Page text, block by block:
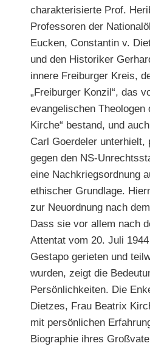
charakterisierte Prof.
Professoren der
Eucken, Constantin v.
und den Historiker
innere Freiburger Kreis,
„Freiburger Konzil“, das
evangelischen Theologen
Kirche“ bestand, und
Carl Goerdeler unterhielt,
gegen den NS-
eine Nachkriegsordnung
ethischer Grundlage.
zur Neuordnung nach
Dass sie vor allem nach
Attentat vom 20. Juli
Gestapo gerieten und
wurden, zeigt die
Persönlichkeiten. Die
Dietzes, Frau Beatrix
mit persönlichen
Biographie ihres